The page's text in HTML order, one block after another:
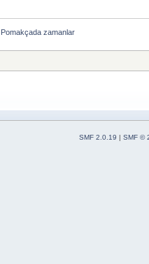
Pomakçada zamanlar
SMF 2.0.19 | SMF ©